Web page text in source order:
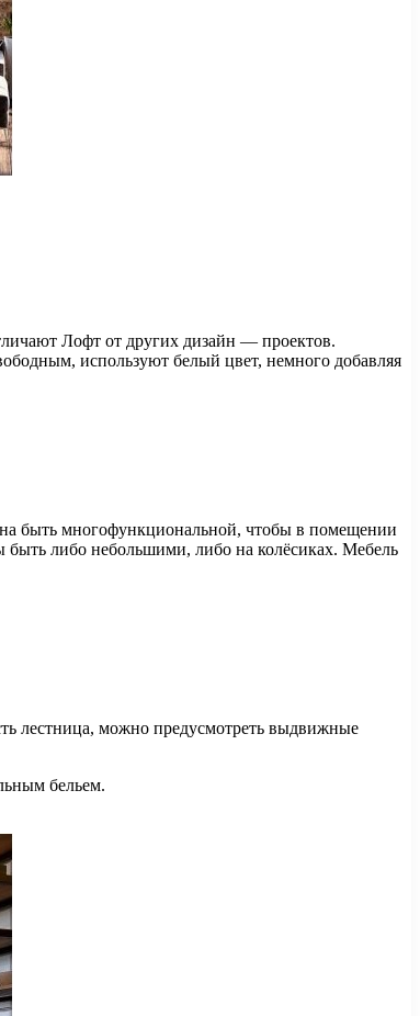
Лофт от других дизайн — проектов.
используют белый цвет, немного добавляя
быть многофункциональной, чтобы в помещении
быть либо небольшими, либо на колёсиках. Мебель
лестница, можно предусмотреть выдвижные
бельем.